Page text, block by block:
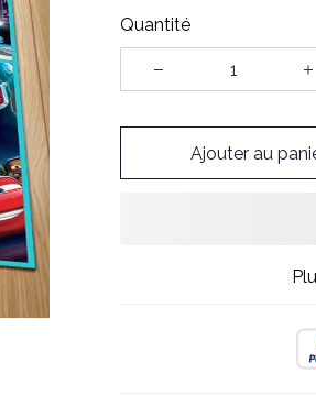
Quantité
Ajouter au